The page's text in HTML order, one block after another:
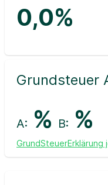
0,0%
Grundsteuer
A: % B: %